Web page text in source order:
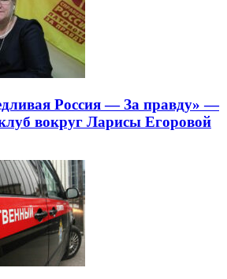
Россия — За правду» —
клуб вокруг Ларисы Егоровой